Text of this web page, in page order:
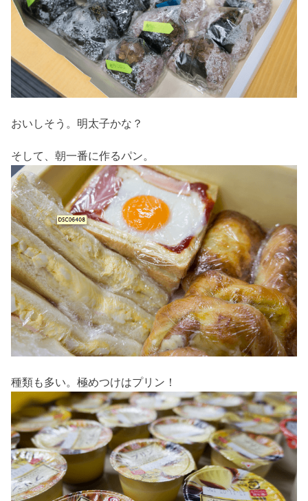
おいしそう。明太子かな？
そして、朝一番に作るパン。
種類も多い。極めつけはプリン！